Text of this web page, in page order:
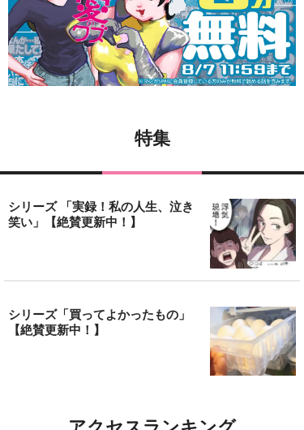
特集
シリーズ 「実録！私の人生、泣き
笑い」【絶賛更新中！】
シリーズ「買ってよかったもの」
【絶賛更新中！】